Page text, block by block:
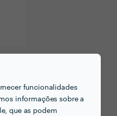
funcionalidades
informações sobre a
que as podem